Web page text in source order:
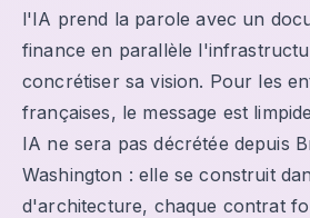
l'IA prend la parole avec un
finance en parallèle
concrétiser sa vision. Pour les
françaises, le message est
IA ne sera pas décrétée depuis
Washington : elle se construit
d'architecture, chaque contrat